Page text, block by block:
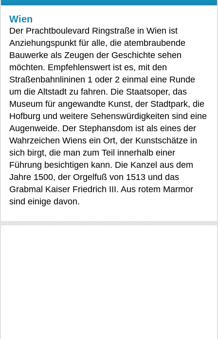
Wien
Der Prachtboulevard Ringstraße in Wien ist
Anziehungspunkt für alle, die atembraubende
Bauwerke als Zeugen der Geschichte sehen
möchten. Empfehlenswert ist es, mit den
Straßenbahnlininen 1 oder 2 einmal eine Runde
um die Altstadt zu fahren. Die Staatsoper, das
Museum für angewandte Kunst, der Stadtpark, die
Hofburg und weitere Sehenswürdigkeiten sind eine
Augenweide. Der Stephansdom ist als eines der
Wahrzeichen Wiens ein Ort, der Kunstschätze in
sich birgt, die man zum Teil innerhalb einer
Führung besichtigen kann. Die Kanzel aus dem
Jahre 1500, der Orgelfuß von 1513 und das
Grabmal Kaiser Friedrich III. Aus rotem Marmor
sind einige davon.